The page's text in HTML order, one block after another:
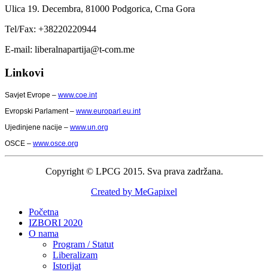
Ulica 19. Decembra, 81000 Podgorica, Crna Gora
Tel/Fax: +38220220944
E-mail: liberalnapartija@t-com.me
Linkovi
Savjet Evrope – www.coe.int
Evropski Parlament – www.europarl.eu.int
Ujedinjene nacije – www.un.org
OSCE – www.osce.org
Copyright © LPCG 2015. Sva prava zadržana.
Created by MeGapixel
Početna
IZBORI 2020
O nama
Program / Statut
Liberalizam
Istorijat